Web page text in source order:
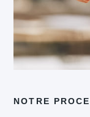
NOTRE